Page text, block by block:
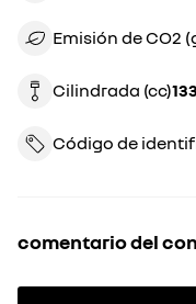
Emisión de CO2
Cilindrada (cc)
Código de
comentario del